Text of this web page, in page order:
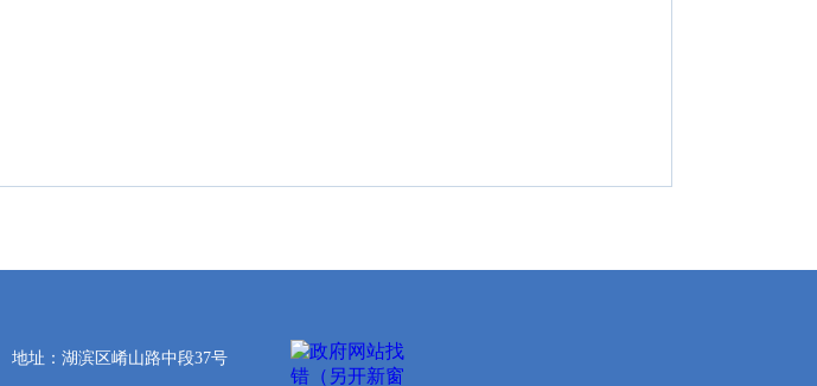
地址：湖滨区崤山路中段37号